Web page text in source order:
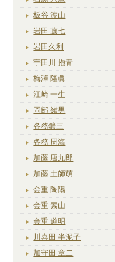
板谷 波山
岩田 藤七
岩田久利
宇田川 抱青
梅澤 隆眞
江崎 一生
岡部 嶺男
各務鑛三
各務 周海
加藤 唐九郎
加藤 土師萌
金重 陶陽
金重 素山
金重 道明
川喜田 半泥子
加守田 章二